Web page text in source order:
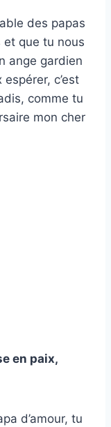
des papas
et que tu nous
ange gardien
c’est
comme tu
mon cher
en paix,
d’amour, tu